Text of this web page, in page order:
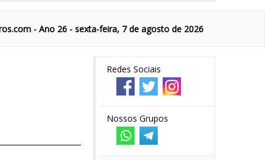
- Ano 26 - sexta-feira, 7 de agosto de 2026
Redes Sociais
Nossos Grupos